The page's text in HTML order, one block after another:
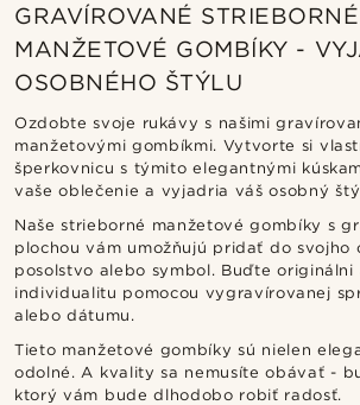
GRAVÍROVANÉ STRIEBORNÉ
MANŽETOVÉ GOMBÍKY -
OSOBNÉHO ŠTÝLU
Ozdobte svoje rukávy s našimi
manžetovými gombíkmi. Vytvorte si
šperkovnicu s týmito elegantnými
vaše oblečenie a vyjadria váš osobný
Naše strieborné manžetové gombíky s
plochou vám umožňujú pridať do svojho
posolstvo alebo symbol. Buďte
individualitu pomocou vygravírovanej
alebo dátumu.
Tieto manžetové gombíky sú nielen
odolné. A kvality sa nemusíte obávať -
ktorý vám bude dlhodobo robiť radosť.